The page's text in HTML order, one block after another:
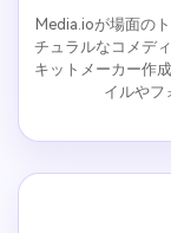
Media.ioが場面の
チュラルなコメデ
キットメーカー作
イルやフ